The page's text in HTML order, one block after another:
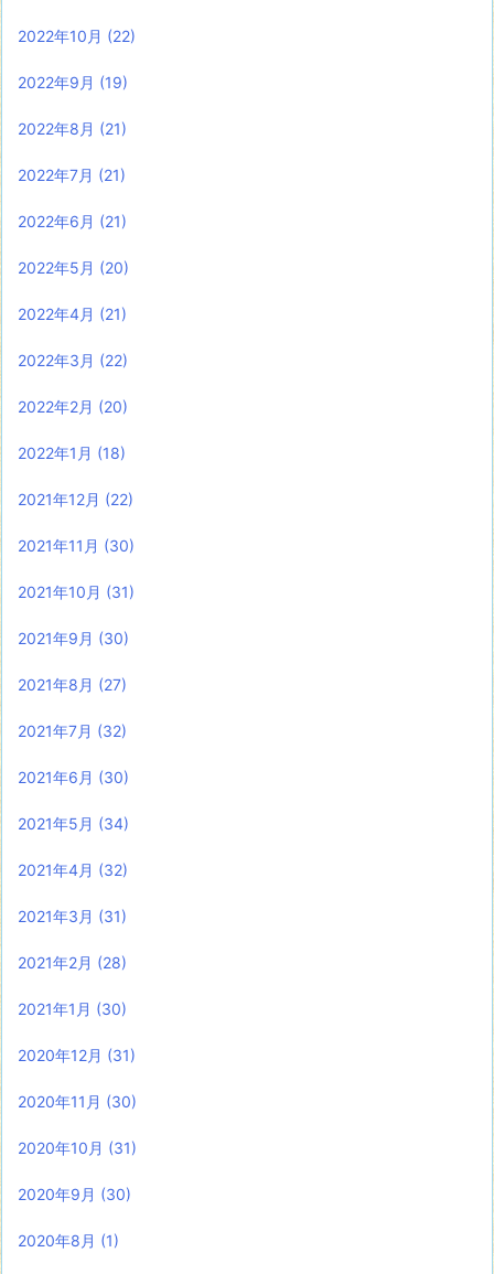
2022年10月 (22)
2022年9月 (19)
2022年8月 (21)
2022年7月 (21)
2022年6月 (21)
2022年5月 (20)
2022年4月 (21)
2022年3月 (22)
2022年2月 (20)
2022年1月 (18)
2021年12月 (22)
2021年11月 (30)
2021年10月 (31)
2021年9月 (30)
2021年8月 (27)
2021年7月 (32)
2021年6月 (30)
2021年5月 (34)
2021年4月 (32)
2021年3月 (31)
2021年2月 (28)
2021年1月 (30)
2020年12月 (31)
2020年11月 (30)
2020年10月 (31)
2020年9月 (30)
2020年8月 (1)